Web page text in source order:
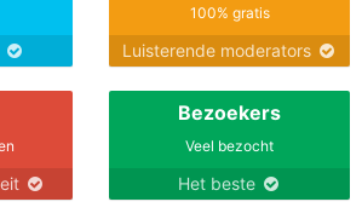
100% gratis
Luisterende moderators
Bezoekers
Veel bezocht
Het beste